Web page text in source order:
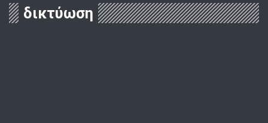
δικτύωση